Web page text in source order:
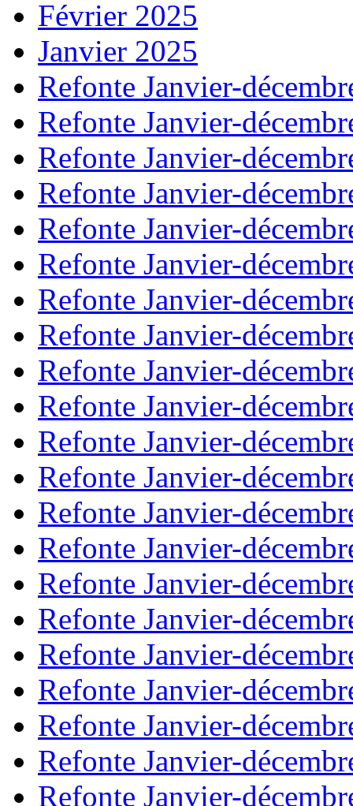
Février 2025
Janvier 2025
Refonte Janvier-
Refonte Janvier-
Refonte Janvier-
Refonte Janvier-
Refonte Janvier-
Refonte Janvier-
Refonte Janvier-
Refonte Janvier-
Refonte Janvier-
Refonte Janvier-
Refonte Janvier-
Refonte Janvier-
Refonte Janvier-
Refonte Janvier-
Refonte Janvier-
Refonte Janvier-
Refonte Janvier-
Refonte Janvier-
Refonte Janvier-
Refonte Janvier-
Refonte Janvier-